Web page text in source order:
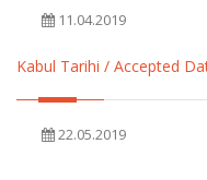
11.04.2019
Kabul Tarihi / Accepted
22.05.2019